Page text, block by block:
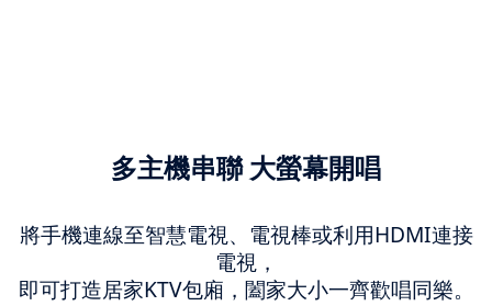
多主機串聯 大螢幕開唱
將手機連線至智慧電視、電視棒或利用HDMI連接
電視，
即可打造居家KTV包廂，闔家大小一齊歡唱同樂。